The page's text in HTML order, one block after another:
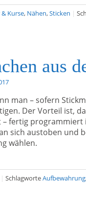
Kurse, Nähen,Sticken |
aus
man – sofern
Der Vorteil ist,
– fertig
sich austoben und
wählen.
| SchlagworteAufbewahrung